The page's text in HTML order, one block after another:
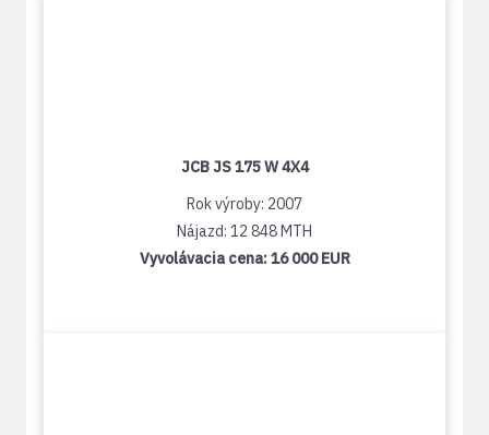
JCB JS 175 W 4X4
Rok výroby: 2007
Nájazd: 12 848 MTH
Vyvolávacia cena:16 000 EUR